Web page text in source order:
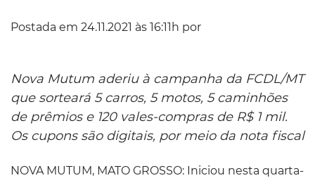
Postada em 24.11.2021 às 16:11h por
Nova Mutum aderiu à campanha da FCDL/MT
que sorteará 5 carros, 5 motos, 5 caminhões
de prêmios e 120 vales-compras de R$ 1 mil.
Os cupons são digitais, por meio da nota fiscal
NOVA MUTUM, MATO GROSSO: Iniciou nesta quarta-